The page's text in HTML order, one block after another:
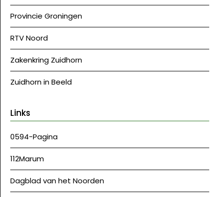
Provincie Groningen
RTV Noord
Zakenkring Zuidhorn
Zuidhorn in Beeld
Links
0594-Pagina
112Marum
Dagblad van het Noorden